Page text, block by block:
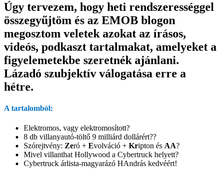
Úgy tervezem, hogy heti rendszerességgel
összegyűjtöm és az EMOB blogon
megosztom veletek azokat az írásos,
videós, podkaszt tartalmakat, amelyeket a
figyelemetekbe szeretnék ajánlani.
Lázadó szubjektív válogatása erre a
hétre.
A tartalomból:
Elektromos, vagy elektromosított?
8 db villanyautó-töltő 9 milliárd dollárért??
Szórejtvény: Zeró + Evolváció + Kripton és AA?
Mivel villanthat Hollywood a Cybertruck helyett?
Cybertruck árlista-magyarázó HAndrás kedvéért!